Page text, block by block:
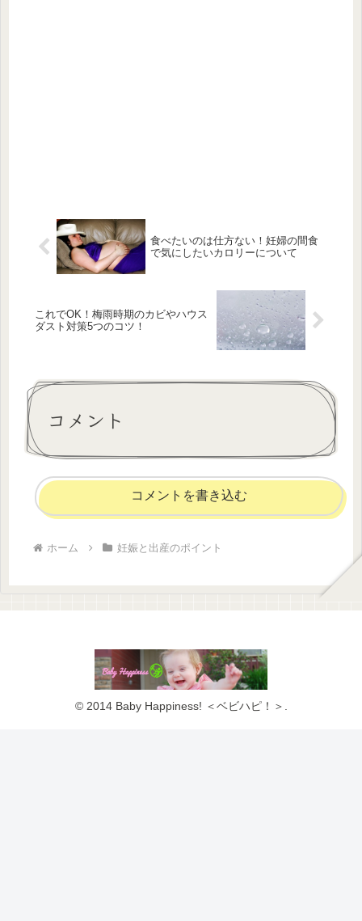
食べたいのは仕方ない！妊婦の間食
で気にしたいカロリーについて
これでOK！梅雨時期のカビやハウス
ダスト対策5つのコツ！
コメント
コメントを書き込む
ホーム 妊娠と出産のポイント
© 2014 Baby Happiness! ＜ベビハピ！＞.